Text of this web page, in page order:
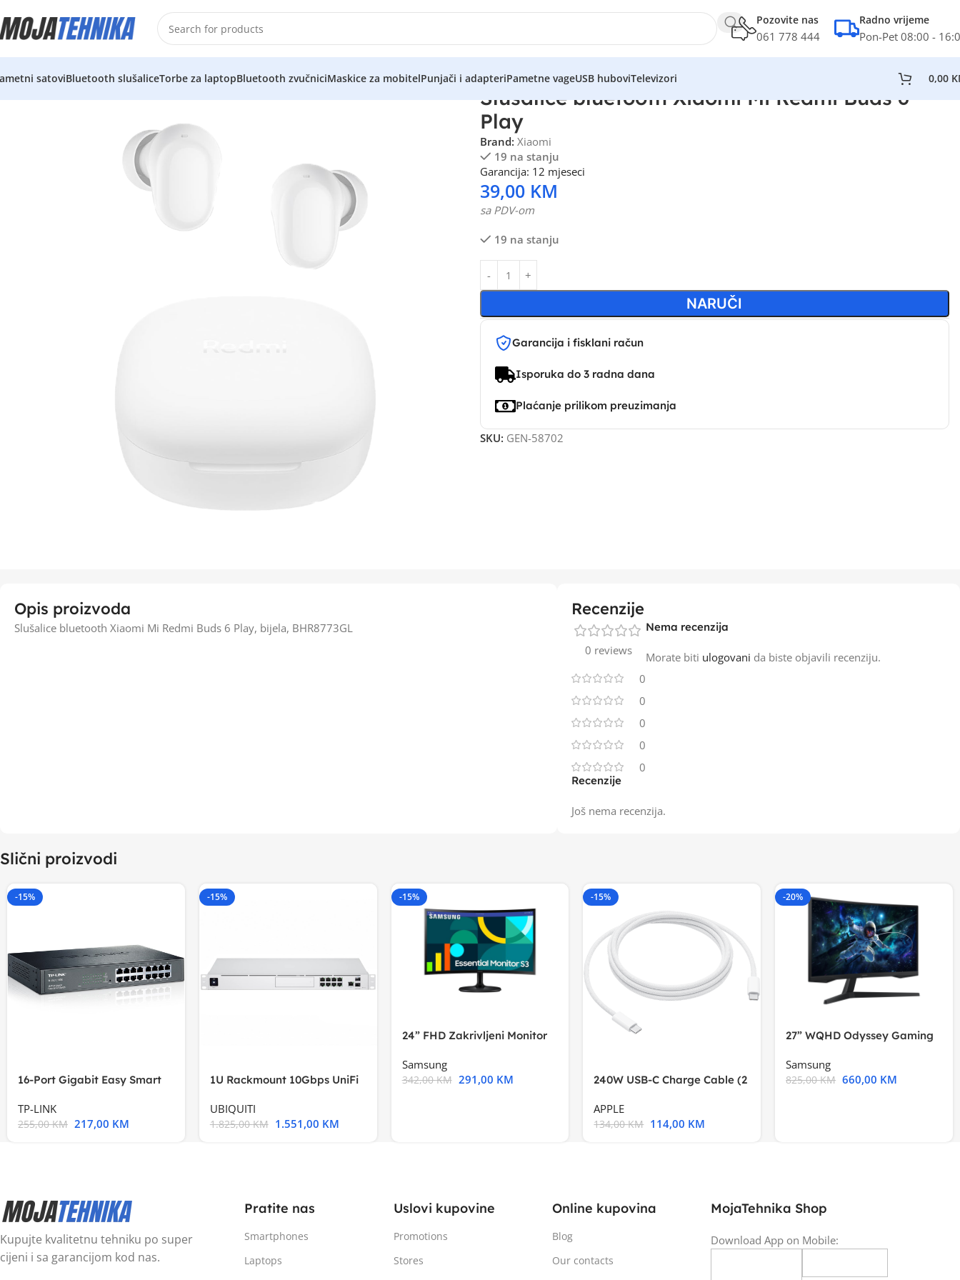
Pozovite nas
061 778 444
Radno vrijeme
Pon-Pet 08:00 -
satoviBluetooth slušaliceTorbe za laptopBluetooth zvučniciMaskice za mobitelPunjači i adapteriPametne vageUSB huboviTelevizori 0,00
Slušalice bluetooth Xiaomi Mi Redmi Buds 6
Play
Brand: Xiaomi
19 na stanju
Garancija: 12 mjeseci
39,00 KM
sa PDV-om
19 na stanju
NARUČI
Garancija i fisklani račun
Isporuka do 3 radna dana
Plaćanje prilikom preuzimanja
SKU: GEN-58702
Opis proizvoda
Slušalice bluetooth Xiaomi Mi Redmi Buds 6 Play, bijela, BHR8773GL
Recenzije
0 reviews
0
0
0
0
0
Recenzije
Još nema recenzija.
Nema recenzija
Morate biti ulogovani da biste objavili recenziju.
Slični proizvodi
-15%
16-Port Gigabit Easy Smart
TP-LINK
255,00KM 217,00 KM
-15%
1U Rackmount 10Gbps UniFi
UBIQUITI
1.825,00KM 1.551,00 KM
-15%
24” FHD Zakrivljeni Monitor
Samsung
342,00KM 291,00 KM
-15%
240W USB-C Charge Cable (2
APPLE
134,00KM 114,00 KM
-20%
27” WQHD Odyssey Gaming
Samsung
825,00KM 660,00 KM
Kupujte kvalitetnu tehniku po super
cijeni i sa garancijom kod nas.
Pratite nas
Smartphones
Laptops
Uslovi kupovine
Promotions
Stores
Online kupovina
Blog
Our contacts
MojaTehnika Shop
Download App on Mobile: